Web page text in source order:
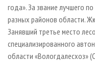
года». За звание лучшего
разных районов области.
Занявший третье место
специализированного
области «Вологдалесхоз»